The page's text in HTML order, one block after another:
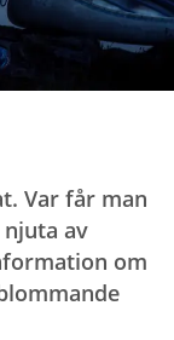
Var får man
av
om